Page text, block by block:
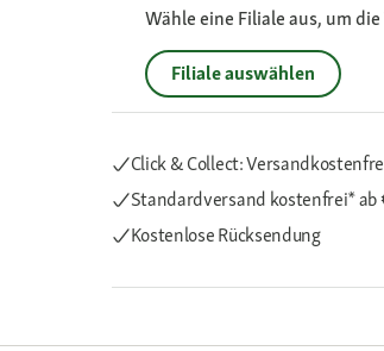
Wähle eine Filiale aus, um
Filiale auswählen
Click & Collect:
Standardversand kostenfrei*ab
Kostenlose Rücksendung